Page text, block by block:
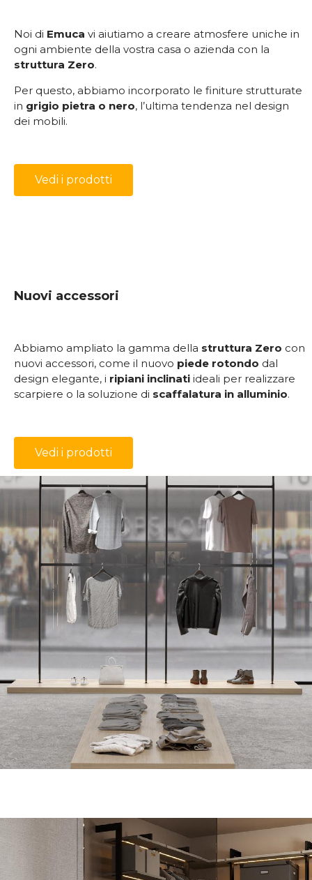
Noi di Emuca vi aiutiamo a creare atmosfere uniche in
ogni ambiente della vostra casa o azienda con la
struttura Zero.
Per questo, abbiamo incorporato le finiture strutturate
in grigio pietra o nero, l’ultima tendenza nel design
dei mobili.
Vedi i prodotti
Nuovi accessori
Abbiamo ampliato la gamma della struttura Zero con
nuovi accessori, come il nuovo piede rotondo dal
design elegante, i ripiani inclinati ideali per realizzare
scarpiere o la soluzione di scaffalatura in alluminio.
Vedi i prodotti